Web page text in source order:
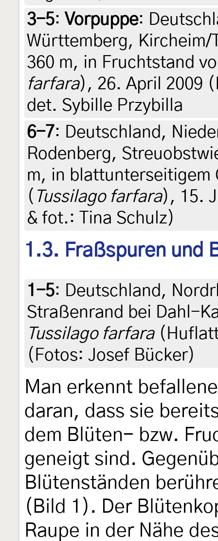
3-5: Vorpuppe:
Württemberg,
360 m, in Fruchtstand
farfara), 26. April 2009
det. Sybille Przybilla
6-7: Deutschland,
Rodenberg,
m, in blattunterseitigem
( Tussilago farfara), 15.
& fot.: Tina Schulz)
1.3. Fraßspuren und
1-5: Deutschland,
Straßenrand bei Dahl-
Tussilago farfara
(Fotos: Josef Bücker)
Man erkennt
daran, dass sie
dem Blüten- bzw.
geneigt sind.
Blütenständen
(Bild 1). Der
Raupe in der Nähe